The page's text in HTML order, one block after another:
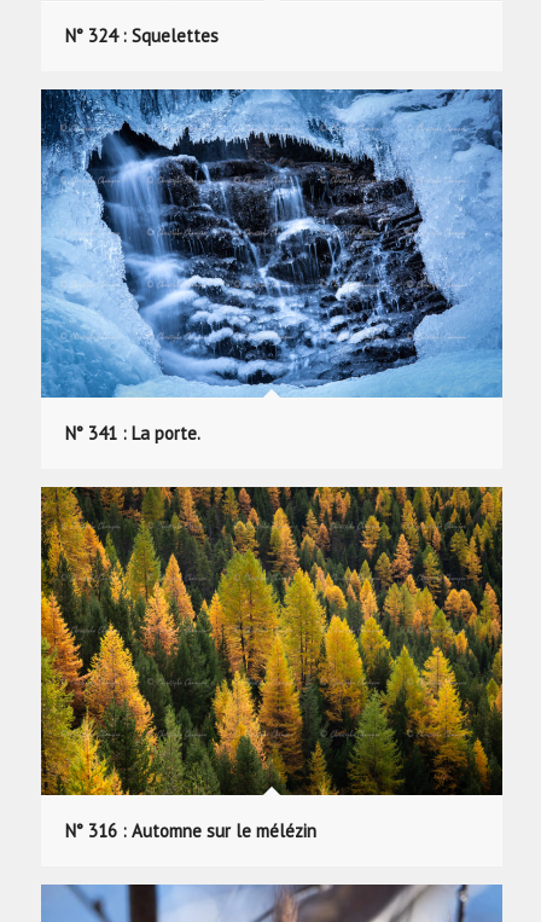
N° 324 : Squelettes
N° 341 : La porte.
N° 316 : Automne sur le mélézin